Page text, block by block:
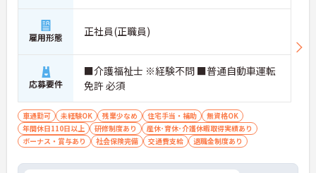
雇用形態 正社員(正職員)
応募要件
■介護福祉士 ※経験不問 ■普通自動車運転
免許 必須
車通勤可 未経験OK 残業少なめ 住宅手当・補助
無資格OK
年間休日110日以上
研修制度あり
産休･育休･介護休暇取得実績あり
ボーナス・賞与あり
社会保険完備 交通費支給 退職金制度あり